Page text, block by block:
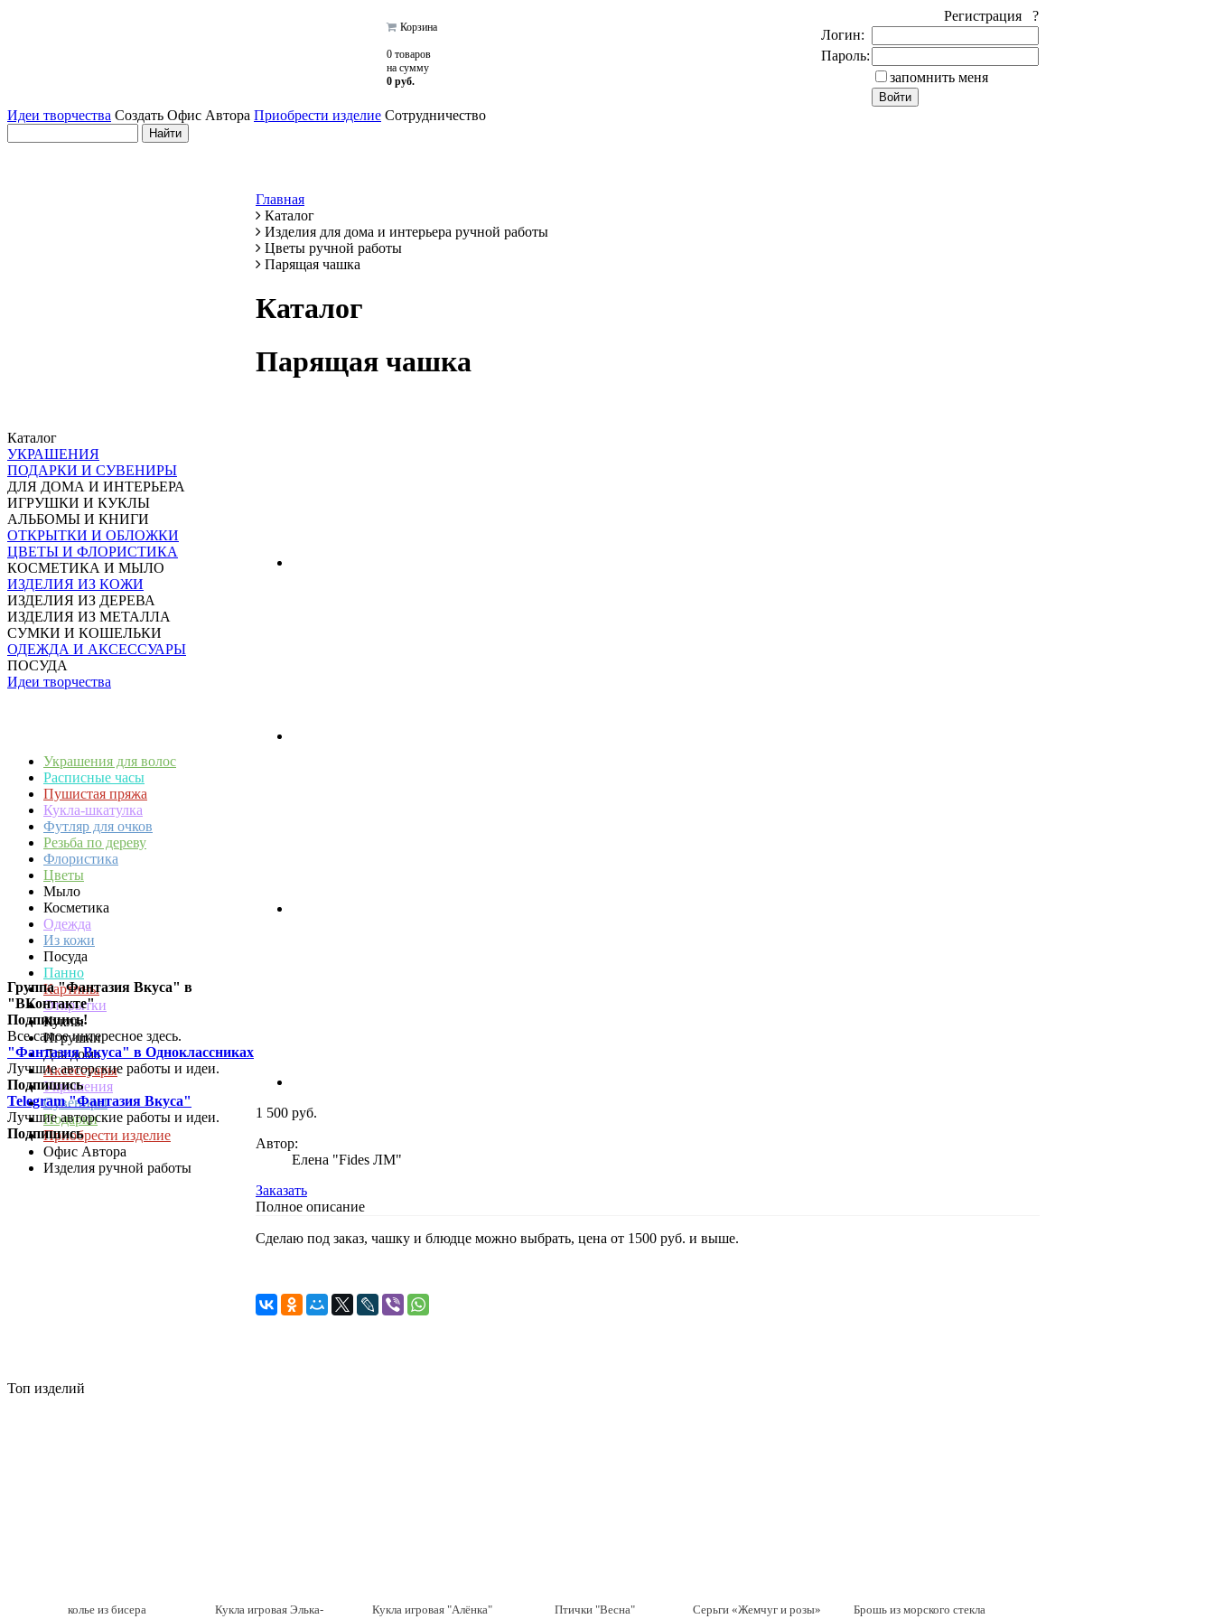
Корзина
0 товаров
на сумму
0 руб.
Регистрация ?
Логин:
Пароль:
запомнить меня
Идеи творчества Создать Офис Автора Приобрести изделие Сотрудничество
Каталог
УКРАШЕНИЯ
ПОДАРКИ И СУВЕНИРЫ
ДЛЯ ДОМА И ИНТЕРЬЕРА
ИГРУШКИ И КУКЛЫ
АЛЬБОМЫ И КНИГИ
ОТКРЫТКИ И ОБЛОЖКИ
ЦВЕТЫ И ФЛОРИСТИКА
КОСМЕТИКА И МЫЛО
ИЗДЕЛИЯ ИЗ КОЖИ
ИЗДЕЛИЯ ИЗ ДЕРЕВА
ИЗДЕЛИЯ ИЗ МЕТАЛЛА
СУМКИ И КОШЕЛЬКИ
ОДЕЖДА И АКСЕССУАРЫ
ПОСУДА
Идеи творчества
Украшения для волос
Расписные часы
Пушистая пряжа
Кукла-шкатулка
Футляр для очков
Резьба по дереву
Флористика
Цветы
Мыло
Косметика
Одежда
Из кожи
Посуда
Панно
Картины
Открытки
Куклы
Игрушки
Для дома
Аксессуары
Украшения
Сувениры
Подарки
Приобрести изделие
Офис Автора
Изделия ручной работы
Группа "Фантазия Вкуса" в
"ВКонтакте"
Подпишись!
Все самое интересное здесь.
"Фантазия Вкуса" в Одноклассниках
Лучшие авторские работы и идеи.
Подпишись
Telegram "Фантазия Вкуса"
Лучшие авторские работы и идеи.
Подпишись
Главная
Каталог
Изделия для дома и интерьера ручной работы
Цветы ручной работы
Парящая чашка
Каталог
Парящая чашка
1 500 руб.
Автор:
Елена "Fides ЛМ"
Заказать
Полное описание
Сделаю под заказ, чашку и блюдце можно выбрать, цена от 1500 руб. и выше.
Топ изделий
колье из бисера Кукла игровая Элька- Кукла игровая "Алёнка" Птички "Весна" Серьги «Жемчуг и розы» Брошь из морского стекла